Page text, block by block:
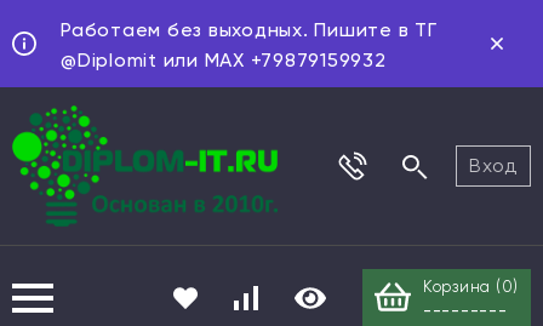
Работаем без выходных. Пишите в ТГ
@Diplomit или MAX +79879159932
Вход
Корзина ( 0)
---------